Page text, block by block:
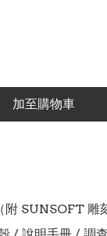
加至購物車
附 SUNSOFT 雕